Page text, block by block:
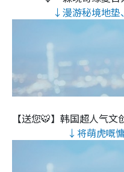
↓漫游秘境地垫
【送您🐯】韩国超人气文
↓将萌虎嘅